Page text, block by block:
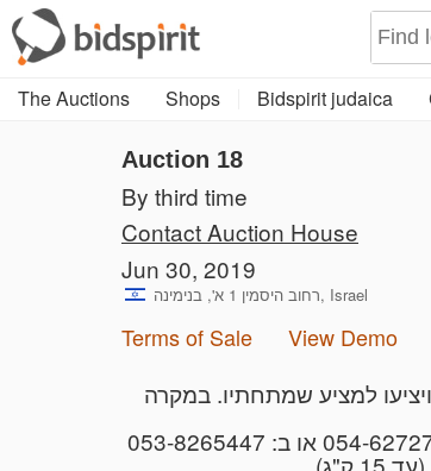
The Auctions Shops Bidspirit judaica
Auction 18
By third time
Contact Auction House
Jun 30, 2019
רחוב היסמין 1 א', בנימינה, Israel
Terms of Sale View Demo
את הרכישה ויציעו למציע שמתחתיו. במקרה